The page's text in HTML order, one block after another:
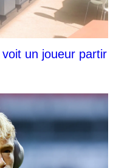
un joueur partir